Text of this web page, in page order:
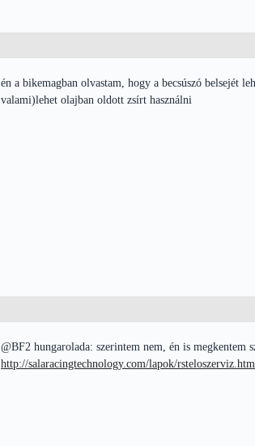
én a bikemagban olvastam, hogy a becsúszó belsejét
valami)lehet olajban oldott zsírt használni
@BF2 hungarolada: szerintem nem, én is
http://salaracingtechnology.com/lapok/